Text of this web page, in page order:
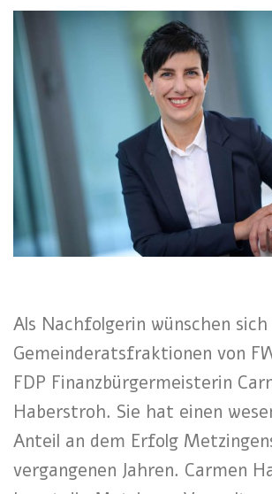
Als Nachfolgerin wünschen sich
Gemeinderatsfraktionen von
FDP Finanzbürgermeisterin
Haberstroh. Sie hat einen
Anteil an dem Erfolg
vergangenen Jahren. Carmen